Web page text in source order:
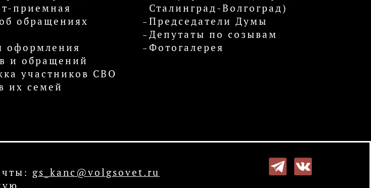
приемная
обращениях
оформления
и обращений
участников СВО
их семей
Сталинград-Волгоград)
Председатели Думы
Депутаты по созывам
Фотогалерея
gs_kanc@volgsovet.ru